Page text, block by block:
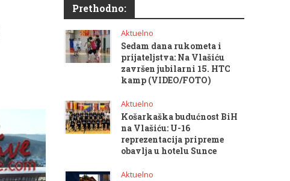
Prethodno:
Aktuelno
Sedam dana rukometa i
prijateljstva: Na Vlašiću
završen jubilarni 15. HTC
kamp (VIDEO/FOTO)
Aktuelno
Košarkaška budućnost BiH
na Vlašiću: U-16
reprezentacija pripreme
obavlja u hotelu Sunce
Aktuelno